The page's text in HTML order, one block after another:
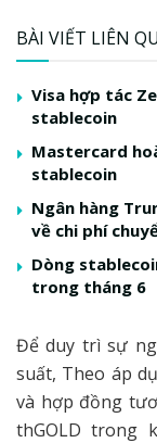
BÀI VIẾT LIÊN
Visa hợp tác
stablecoin
Mastercard
stablecoin
Ngân hàng
về chi phí
Dòng
trong tháng 6
Để duy trì sự
suất, Theo áp
và hợp đồng
thGOLD trong